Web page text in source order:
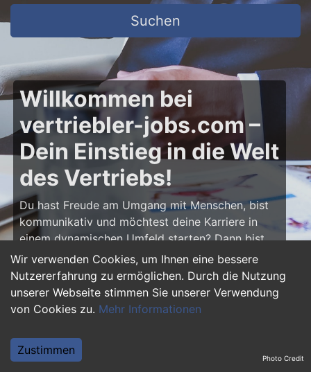
Wir verwenden Cookies, um Ihnen eine bessere
Nutzererfahrung zu ermöglichen. Durch die Nutzung
unserer Webseite stimmen Sie unserer Verwendung
von Cookies zu. Mehr Informationen
Zustimmen
Suchen
Willkommen bei
vertriebler-jobs.com –
Dein Einstieg in die Welt
des Vertriebs!
Du hast Freude am Umgang mit Menschen, bist
kommunikativ und möchtest deine Karriere in
einem dynamischen Umfeld starten? Dann bist
du aufvertriebler-jobs.comgenau richtig! Hier
findest du zahlreiche Ausbildungsplätze und
Einstiegsjobs im Vertrieb – von klassischen
Vertriebspositionen über Außendienst bis hin zu
Vertriebler und entwickle deine Talente!
Photo Credit